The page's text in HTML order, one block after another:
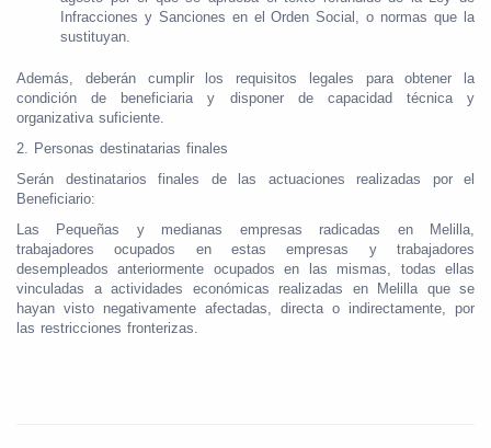
Infracciones y Sanciones en el Orden Social, o normas que la
sustituyan.
Además, deberán cumplir los requisitos legales para obtener la
condición de beneficiaria y disponer de capacidad técnica y
organizativa suficiente.
2. Personas destinatarias finales
Serán destinatarios finales de las actuaciones realizadas por el
Beneficiario:
Las Pequeñas y medianas empresas radicadas en Melilla,
trabajadores ocupados en estas empresas y trabajadores
desempleados anteriormente ocupados en las mismas, todas ellas
vinculadas a actividades económicas realizadas en Melilla que se
hayan visto negativamente afectadas, directa o indirectamente, por
las restricciones fronterizas.